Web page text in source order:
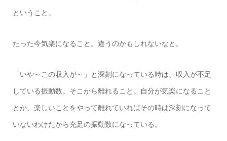
ということ。
たった今気楽になること。違うのかもしれないなと。
「いや～この収入が～」と深刻になっている時は、収入が不足
している振動数。そこから離れること。自分が気楽になること
とか、楽しいことをやって離れていればその時は深刻になって
いないわけだから充足の振動数になっている。